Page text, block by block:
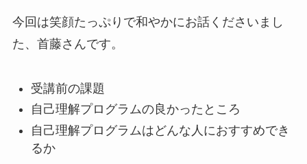
今回は笑顔たっぷりで和やかにお話くださいまし
た、首藤さんです。
受講前の課題
自己理解プログラムの良かったところ
自己理解プログラムはどんな人におすすめでき
るか